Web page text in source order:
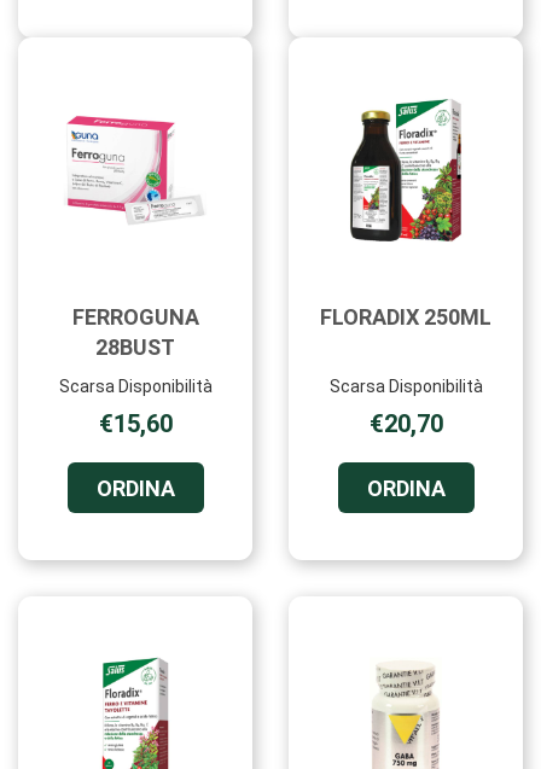
CARRELLO
FERROGUNA
28BUST
Scarsa Disponibilità
€15,60
ORDINA
28BUST AL
FLORADIX 250ML
Scarsa Disponibilità
€20,70
ORDINA
250ML AL